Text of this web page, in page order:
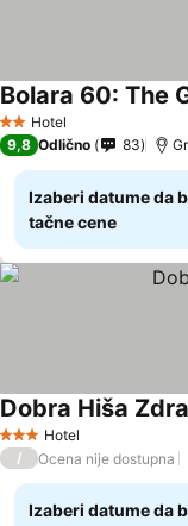
2 Zvezdice
Hotel
Bolara 60: The
9,8 Odlično 83
Izaberi datume da
tačne cene
3 Zvezdice
Hotel
Dobra Hiša
/ Ocena nije dostupna
Izaberi datume da